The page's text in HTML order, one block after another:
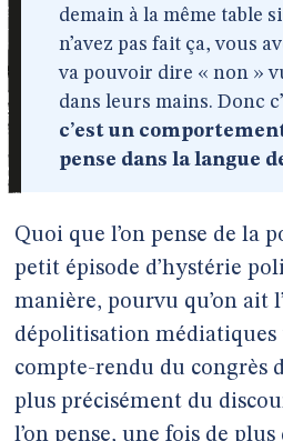
demain à la même table
n’avez pas fait ça, vous
va pouvoir dire « non »
dans leurs mains. Donc
c’est un
pense dans la langue
Quoi que l’on pense de la
petit épisode d’hystérie
manière, pourvu qu’on ait
dépolitisation
compte-rendu du congrès
plus précisément du
l’on pense, une fois de